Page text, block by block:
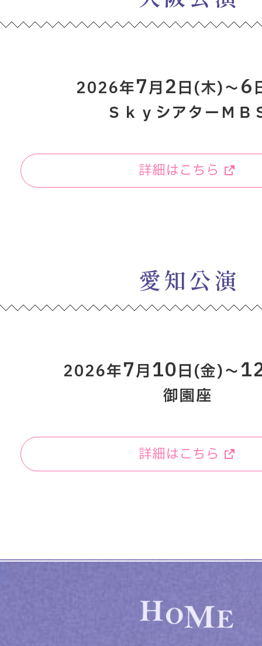
2026年7月2日(木)～6
ＳｋｙシアターＭＢ
詳細はこちら
愛知公演
2026年7月10日(金)～
御園座
詳細はこちら